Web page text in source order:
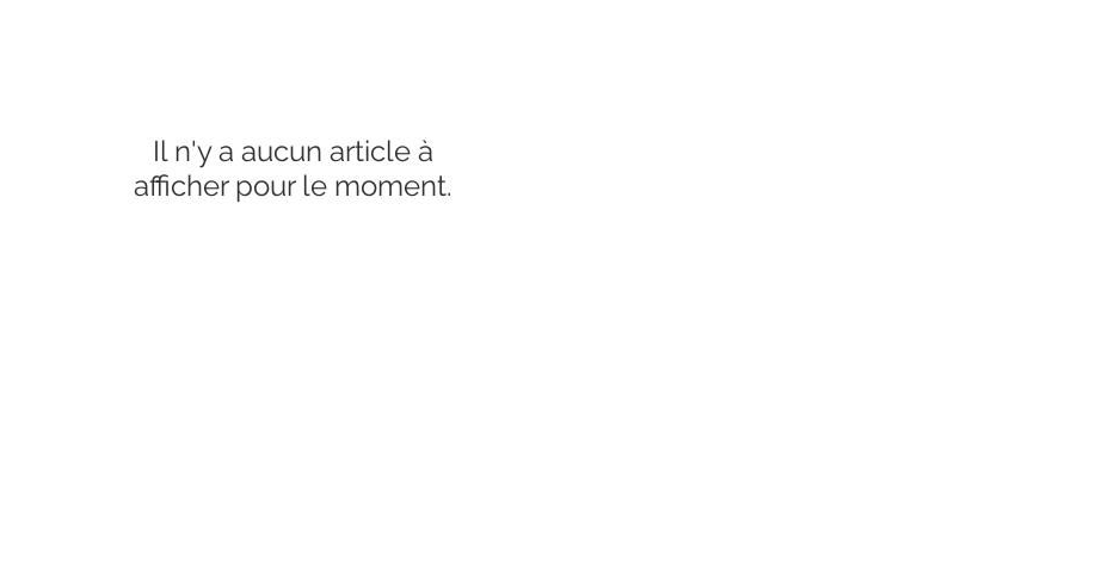
Il n'y a aucun article à
afficher pour le moment.